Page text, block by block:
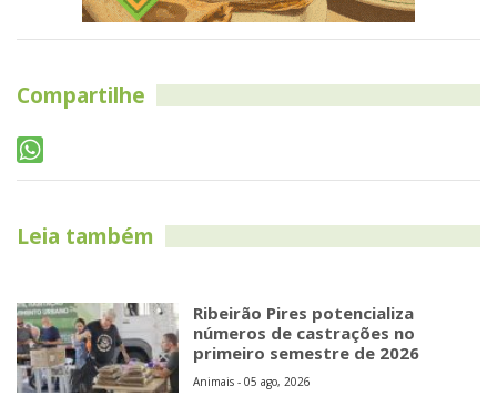
Compartilhe
Leia também
Ribeirão Pires potencializa
números de castrações no
primeiro semestre de 2026
Animais - 05 ago, 2026